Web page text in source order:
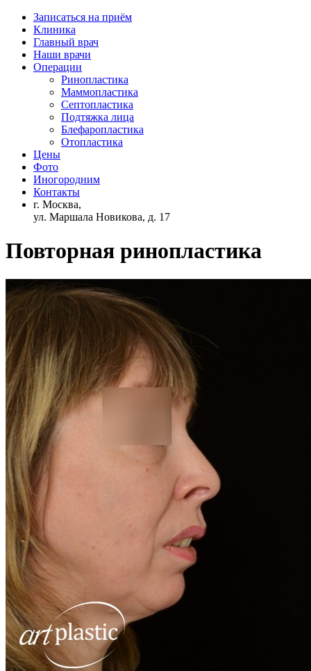
Записаться на приём
Клиника
Главный врач
Наши врачи
Операции
Ринопластика
Маммопластика
Септопластика
Подтяжка лица
Блефаропластика
Отопластика
Цены
Фото
Иногородним
Контакты
г. Москва,
ул. Маршала Новикова, д. 17
Повторная ринопластика